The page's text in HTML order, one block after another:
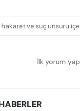
ve suç unsuru
İlk yorum